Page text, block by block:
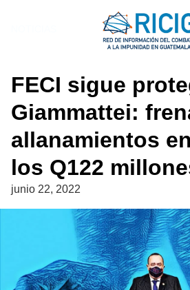
FECI sigue
Giammattei:
allanamientos
los Q122
junio 22, 2022